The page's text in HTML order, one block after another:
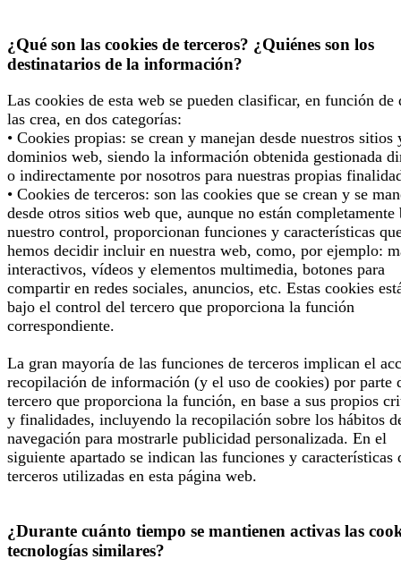
¿Qué son las cookies de terceros? ¿Quiénes son los
destinatarios de la información?
Las cookies de esta web se pueden clasificar, en función de
las crea, en dos categorías:
• Cookies propias: se crean y manejan desde nuestros sitios
dominios web, siendo la información obtenida gestionada
o indirectamente por nosotros para nuestras propias
• Cookies de terceros: son las cookies que se crean y se
desde otros sitios web que, aunque no están completamente
nuestro control, proporcionan funciones y características
hemos decidir incluir en nuestra web, como, por ejemplo:
interactivos, vídeos y elementos multimedia, botones para
compartir en redes sociales, anuncios, etc. Estas cookies
bajo el control del tercero que proporciona la función
correspondiente.
La gran mayoría de las funciones de terceros implican el
recopilación de información (y el uso de cookies) por parte
tercero que proporciona la función, en base a sus propios
y finalidades, incluyendo la recopilación sobre los hábitos
navegación para mostrarle publicidad personalizada. En el
siguiente apartado se indican las funciones y características
terceros utilizadas en esta página web.
¿Durante cuánto tiempo se mantienen activas las
tecnologías similares?